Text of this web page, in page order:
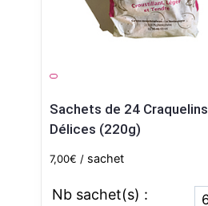
Sachets de 24 Craquelins
Délices (220g)
7,00€ sachet